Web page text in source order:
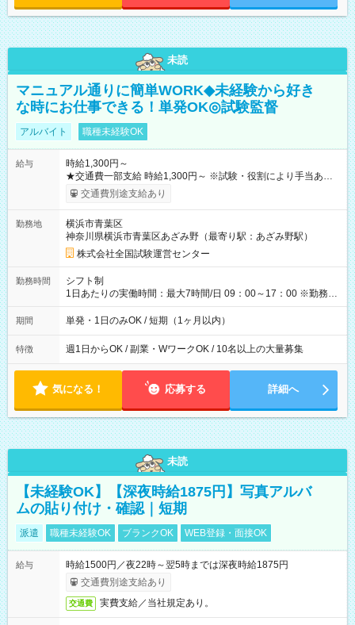
未読
マニュアル通りに簡単WORK◆未経験から好き
な時にお仕事できる！単発OK◎試験監督
アルバイト 職種未経験OK
給与
時給1,300円～
★交通費一部支給 時給1,300円～ ※試験・役割により手当あり
※勤務回数により昇給あり 【即給（前払い）オプションあ
り！】 希望される場合、勤務から1週間ほどで給与の一部を受け
例】 ・河合塾模擬試験 8:30～17:30（休憩1時間） 時給1,300円
×8時間＝日収10,400円＋交通費 ※当日の役割により時給＋100
円の場合あり ・国家試験 7:00～13:30（休憩なし） 時給1,300
円（役割手当＋100円）×6時間＝日収8,400円＋交通費 【試用期
間】試用期間なし
交通費別途支給あり
勤務地
横浜市青葉区
神奈川県横浜市青葉区あざみ野（最寄り駅：あざみ野駅）
株式会社全国試験運営センター
勤務時間
シフト制
1日あたりの実働時間：最大7時間/日 09：00～17：00 ※勤務時
間は 試験により異なります。
期間 単発・1日のみOK / 短期（1ヶ月以内）
特徴 週1日からOK / 副業・WワークOK / 10名以上の大量募集
気になる！ 応募する 詳細へ
未読
【未経験OK】【深夜時給1875円】写真アルバ
ムの貼り付け・確認｜短期
派遣 職種未経験OK ブランクOK WEB登録・面接OK
給与
時給1500円／夜22時～翌5時までは深夜時給1875円
交通費別途支給あり
交通費 実費支給／当社規定あり。